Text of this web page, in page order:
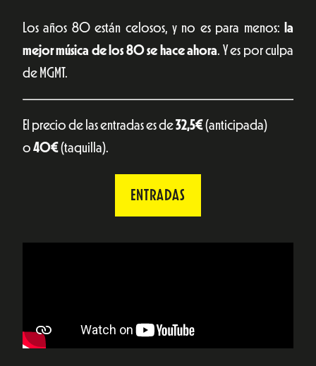
Los años 80 están celosos, y no es para menos: la
mejor música de los 80 se hace ahora. Y es por culpa
de MGMT.
El precio de las entradas es de32,5€(anticipada)
o 40€(taquilla).
ENTRADAS